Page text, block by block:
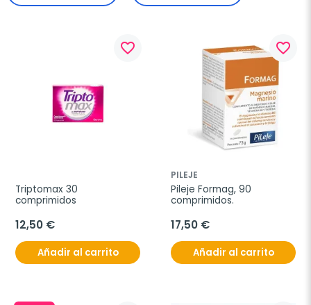
favorite_border
Triptomax 30
comprimidos
12,50 €
Añadir al carrito
favorite_border
PILEJE
Pileje Formag, 90
comprimidos.
17,50 €
Añadir al carrito